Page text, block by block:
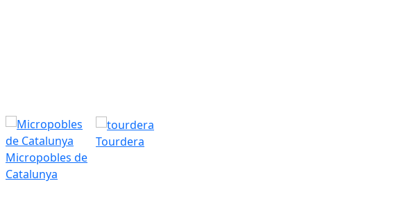
Micropobles de
Catalunya
Tourdera